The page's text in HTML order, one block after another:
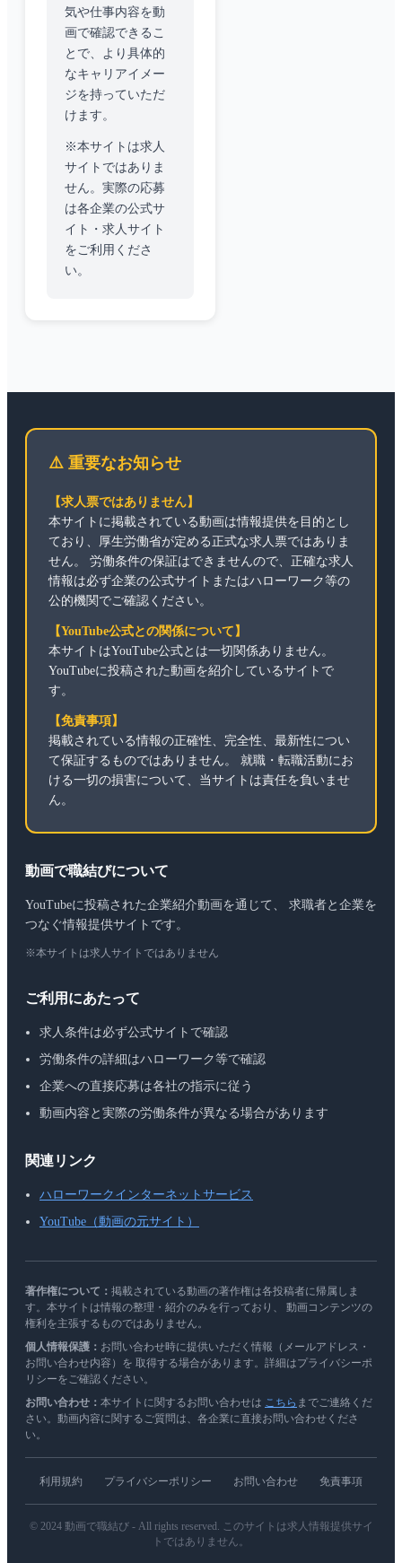
気や仕事内容を動
画で確認できるこ
とで、より具体的
なキャリアイメー
ジを持っていただ
けます。
※本サイトは求人
サイトではありま
せん。実際の応募
は各企業の公式サ
イト・求人サイト
をご利用くださ
い。
⚠️ 重要なお知らせ
【求人票ではありません】
本サイトに掲載されている動画は情報提供を目的とし
ており、厚生労働省が定める正式な求人票ではありま
せん。 労働条件の保証はできませんので、正確な求人
情報は必ず企業の公式サイトまたはハローワーク等の
公的機関でご確認ください。
【YouTube公式との関係について】
本サイトはYouTube公式とは一切関係ありません。
YouTubeに投稿された動画を紹介しているサイトで
す。
【免責事項】
掲載されている情報の正確性、完全性、最新性につい
て保証するものではありません。 就職・転職活動にお
ける一切の損害について、当サイトは責任を負いませ
ん。
動画で職結びについて
YouTubeに投稿された企業紹介動画を通じて、 求職者と企業を
つなぐ情報提供サイトです。
※本サイトは求人サイトではありません
ご利用にあたって
求人条件は必ず公式サイトで確認
労働条件の詳細はハローワーク等で確認
企業への直接応募は各社の指示に従う
動画内容と実際の労働条件が異なる場合があります
関連リンク
ハローワークインターネットサービス
YouTube（動画の元サイト）
著作権について： 掲載されている動画の著作権は各投稿者に帰属しま
す。本サイトは情報の整理・紹介のみを行っており、 動画コンテンツの
権利を主張するものではありません。
個人情報保護： お問い合わせ時に提供いただく情報（メールアドレス・
お問い合わせ内容）を 取得する場合があります。詳細はプライバシーポ
リシーをご確認ください。
お問い合わせ： 本サイトに関するお問い合わせは こちら までご連絡くだ
さい。動画内容に関するご質問は、各企業に直接お問い合わせくださ
い。
利用規約 プライバシーポリシー お問い合わせ 免責事項
© 2024 動画で職結び - All rights reserved. このサイトは求人情報提供サイ
トではありません。